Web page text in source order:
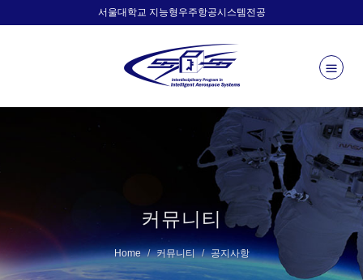
서울대학교 지능형우주항공시스템전공
커뮤니티
Home 커뮤니티 공지사항